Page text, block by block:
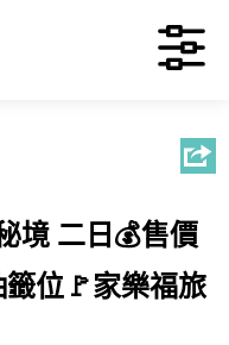
境 二日💰售價
籤位🚩家樂福旅